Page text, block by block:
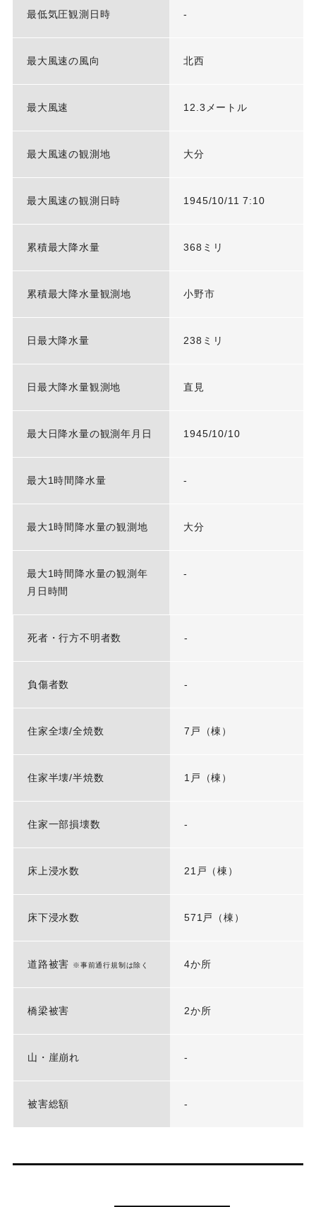
最低気圧観測日時 -
最大風速の風向 北西
最大風速 12.3メートル
最大風速の観測地 大分
最大風速の観測日時 1945/10/11 7:10
累積最大降水量 368ミリ
累積最大降水量観測地 小野市
日最大降水量 238ミリ
日最大降水量観測地 直見
最大日降水量の観測年月日 1945/10/10
最大1時間降水量 -
最大1時間降水量の観測地 大分
最大1時間降水量の観測年
月日時間
-
死者・行方不明者数 -
負傷者数 -
住家全壊/全焼数 7戸（棟）
住家半壊/半焼数 1戸（棟）
住家一部損壊数 -
床上浸水数 21戸（棟）
床下浸水数 571戸（棟）
道路被害 ※事前通行規制は除く 4か所
橋梁被害 2か所
山・崖崩れ -
被害総額 -